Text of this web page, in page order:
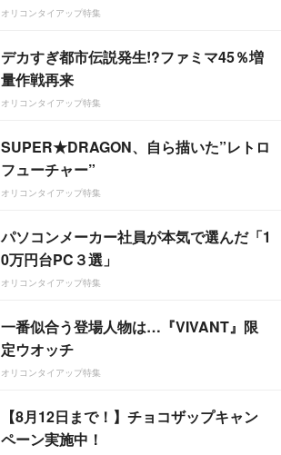
オリコンタイアップ特集
デカすぎ都市伝説発生!?ファミマ45％増
量作戦再来
オリコンタイアップ特集
SUPER★DRAGON、自ら描いた”レトロ
フューチャー”
オリコンタイアップ特集
パソコンメーカー社員が本気で選んだ「1
0万円台PC３選」
オリコンタイアップ特集
一番似合う登場人物は…『VIVANT』限
定ウオッチ
オリコンタイアップ特集
【8月12日まで！】チョコザップキャン
ペーン実施中！